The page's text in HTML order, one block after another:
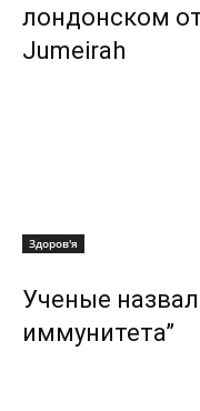
лондонском
Jumeirah
Здоров'я
Ученые
иммунитета”